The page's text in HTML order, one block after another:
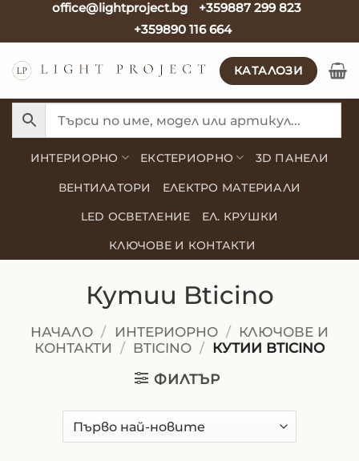
office@lightproject.bg
+359887 299 823
+359890 116 664
КАТАЛОЗИ
ИНТЕРИОРНО ЕКСТЕРИОРНО 3D ПАНЕЛИ
ВЕНТИЛАТОРИ ЕЛЕКТРО МАТЕРИАЛИ
LED ОСВЕТЛЕНИЕ ЕЛ. КРУШКИ
КЛЮЧОВЕ И КОНТАКТИ
Кутии Bticino
НАЧАЛО / ИНТЕРИОРНО /
КЛЮЧОВЕ И
КОНТАКТИ / BTICINO / КУТИИ BTICINO
ФИЛТЪР